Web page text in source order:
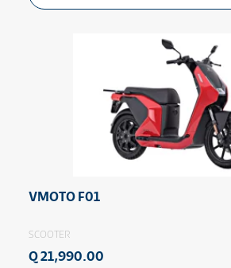
VMOTO F01
SCOOTER
Q 21,990.00